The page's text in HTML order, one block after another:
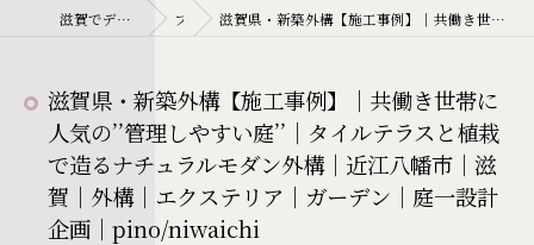
滋賀でデザインに強い外構なら庭一設計企画 niwaichi ブログ 滋賀県・新築外構【施工事例】｜共働き世帯に人気の’’管理しやすい庭’’｜タイルテラスと植栽で造るナチュラルモダン外構｜近江八幡市｜滋賀｜外構｜エクステリア｜ガーデン｜庭一設計企画｜pino/niwaichi
滋賀県・新築外構【施工事例】｜共働き世帯に
人気の’’管理しやすい庭’’｜タイルテラスと植栽
で造るナチュラルモダン外構｜近江八幡市｜滋
賀｜外構｜エクステリア｜ガーデン｜庭一設計
企画｜pino/niwaichi